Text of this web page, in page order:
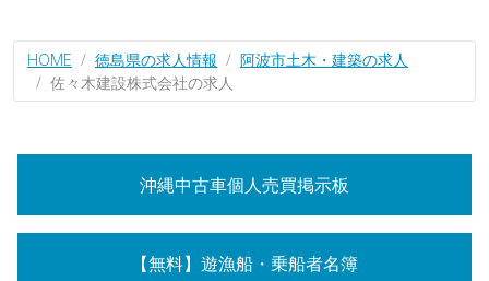
HOME 徳島県の求人情報
阿波市土木・建築の求人
佐々木建設株式会社の求人
沖縄中古車個人売買掲示板
【無料】遊漁船・乗船者名簿